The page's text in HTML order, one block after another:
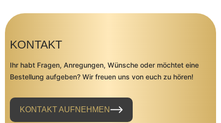
KONTAKT
Ihr habt Fragen, Anregungen, Wünsche oder möchtet eine
Bestellung aufgeben? Wir freuen uns von euch zu hören!
KONTAKT AUFNEHMEN